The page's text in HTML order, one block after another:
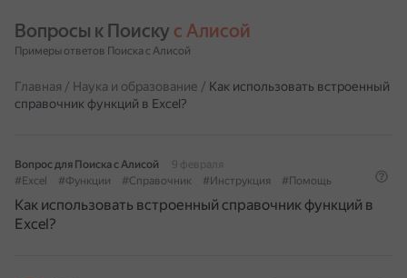
Вопросы к Поиску с Алисой
Примеры ответов Поиска с Алисой
Главная / Наука и образование / Как использовать встроенный
справочник функций в Excel?
Вопрос для Поиска с Алисой
9 февраля
#Excel
#Функции #Справочник #Инструкция #Помощь
Как использовать встроенный справочник функций в
Excel?